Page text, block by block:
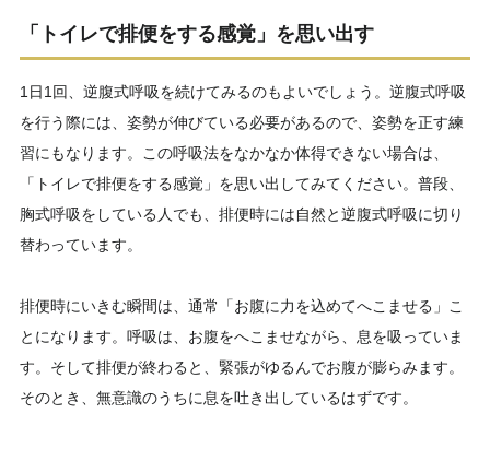
「トイレで排便をする感覚」を思い出す
1日1回、逆腹式呼吸を続けてみるのもよいでしょう。逆腹式呼吸
を行う際には、姿勢が伸びている必要があるので、姿勢を正す練
習にもなります。この呼吸法をなかなか体得できない場合は、
「トイレで排便をする感覚」を思い出してみてください。普段、
胸式呼吸をしている人でも、排便時には自然と逆腹式呼吸に切り
替わっています。
排便時にいきむ瞬間は、通常「お腹に力を込めてへこませる」こ
とになります。呼吸は、お腹をへこませながら、息を吸っていま
す。そして排便が終わると、緊張がゆるんでお腹が膨らみます。
そのとき、無意識のうちに息を吐き出しているはずです。